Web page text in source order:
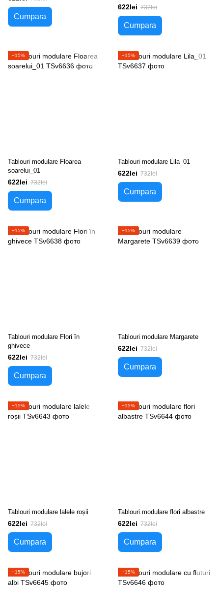
Cumpara
622lei 732lei
Cumpara
−15%
Tablouri modulare Floarea
soarelui_01
622lei 732lei
Cumpara
−15%
Tablouri modulare Lila_01
622lei 732lei
Cumpara
−15%
Tablouri modulare Flori în
ghivece
622lei 732lei
Cumpara
−15%
Tablouri modulare Margarete
622lei 732lei
Cumpara
−15%
Tablouri modulare lalele roșii
622lei 732lei
Cumpara
−15%
Tablouri modulare flori albastre
622lei 732lei
Cumpara
−15% −15%